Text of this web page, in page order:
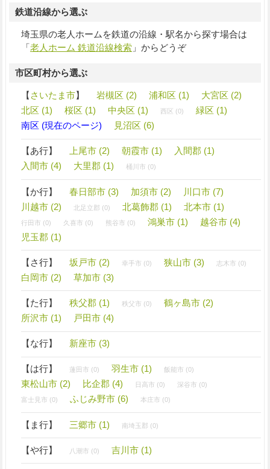
鉄道沿線から選ぶ
埼玉県の老人ホームを鉄道の沿線・駅名から探す場合は
「老人ホーム 鉄道沿線検索」からどうぞ
市区町村から選ぶ
【 さいたま市】 岩槻区 (2) 浦和区 (1)
大宮区 (2)
北区 (1)
桜区 (1) 中央区 (1) 西区 (0)
緑区 (1)
南区 (現在のページ)
見沼区 (6)
【あ行】 上尾市 (2) 朝霞市 (1)
入間郡 (1)
入間市 (4)
大里郡 (1) 桶川市 (0)
【か行】 春日部市 (3) 加須市 (2)
川口市 (7)
川越市 (2)
北足立郡 (0) 北葛飾郡 (1) 北本市 (1)
行田市 (0) 久喜市 (0) 熊谷市 (0) 鴻巣市 (1)
越谷市 (4)
児玉郡 (1)
【さ行】 坂戸市 (2) 幸手市 (0) 狭山市 (3) 志木市 (0)
白岡市 (2) 草加市 (3)
【た行】 秩父郡 (1) 秩父市 (0)
鶴ヶ島市 (2)
所沢市 (1)
戸田市 (4)
【な行】 新座市 (3)
【は行】 蓮田市 (0) 羽生市 (1) 飯能市 (0)
東松山市 (2) 比企郡 (4) 日高市 (0) 深谷市 (0)
富士見市 (0) ふじみ野市 (6) 本庄市 (0)
【ま行】 三郷市 (1) 南埼玉郡 (0)
【や行】 八潮市 (0) 吉川市 (1)